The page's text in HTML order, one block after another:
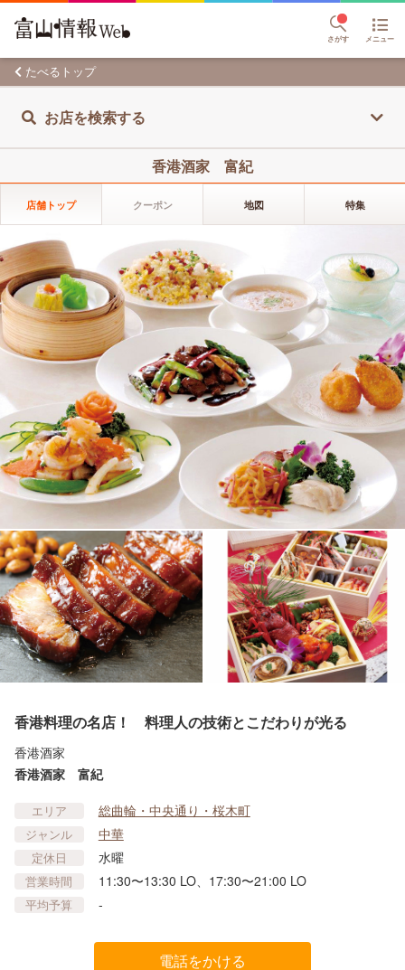
さがす メニュー
たべるトップ
お店を検索する
香港酒家 富紀
店舗トップ クーポン 地図 特集
香港料理の名店！ 料理人の技術とこだわりが光る
香港酒家
香港酒家 富紀
エリア 総曲輪・中央通り・桜木町
ジャンル 中華
定休日 水曜
営業時間 11:30〜13:30 LO、17:30〜21:00 LO
平均予算 -
電話をかける